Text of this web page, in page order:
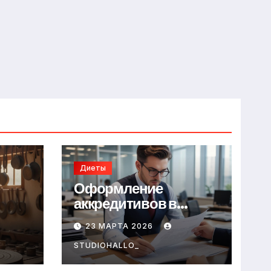
Диеты
Оформление
аккредитивов в
международной
торговле
23 МАРТА 2026
STUDIOHALLO_